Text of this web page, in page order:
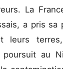
La
a pris
leurs
poursuit au